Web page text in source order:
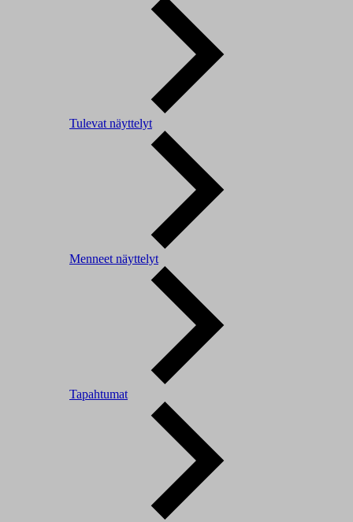
Tulevat näyttelyt
Menneet näyttelyt
Tapahtumat